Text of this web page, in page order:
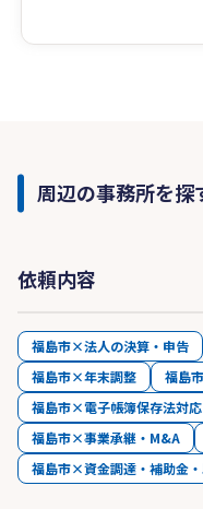
周辺の事務所を探
依頼内容
福島市×法人の決算・申告
福島市×年末調整
福島
福島市×電子帳簿保存法対応
福島市×事業承継・M&A
福島市×資金調達・補助金